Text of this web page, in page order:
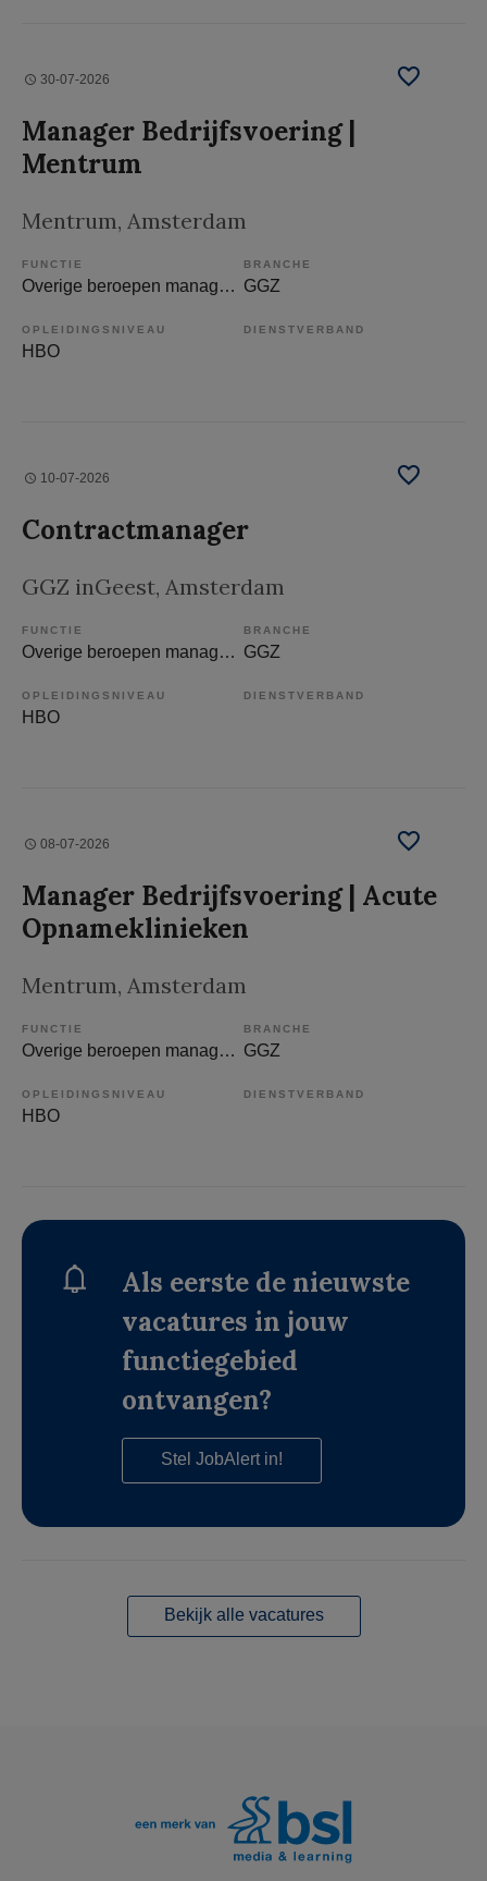
30-07-2026
Manager Bedrijfsvoering |
Mentrum
Mentrum, Amsterdam
FUNCTIE
Overige beroepen management
BRANCHE
GGZ
OPLEIDINGSNIVEAU
HBO
DIENSTVERBAND
10-07-2026
Contractmanager
GGZ inGeest, Amsterdam
FUNCTIE
Overige beroepen management
BRANCHE
GGZ
OPLEIDINGSNIVEAU
HBO
DIENSTVERBAND
08-07-2026
Manager Bedrijfsvoering | Acute
Opnameklinieken
Mentrum, Amsterdam
FUNCTIE
Overige beroepen management
BRANCHE
GGZ
OPLEIDINGSNIVEAU
HBO
DIENSTVERBAND
Als eerste de nieuwste
vacatures in jouw
functiegebied
ontvangen?
Stel JobAlert in!
Bekijk alle vacatures